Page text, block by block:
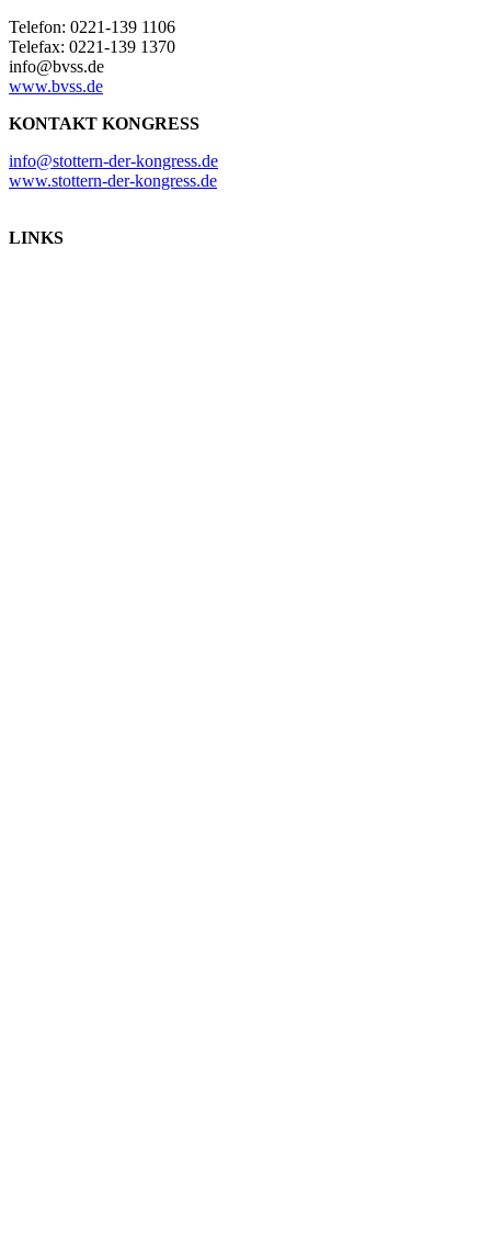
Telefon: 0221-139 1106
Telefax: 0221-139 1370
info@bvss.de
www.bvss.de
KONTAKT KONGRESS
info@stottern-der-kongress.de
www.stottern-der-kongress.de
LINKS